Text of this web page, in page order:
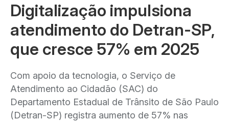
Digitalização impulsiona
atendimento do Detran-SP,
que cresce 57% em 2025
Com apoio da tecnologia, o Serviço de
Atendimento ao Cidadão (SAC) do
Departamento Estadual de Trânsito de São Paulo
(Detran-SP) registra aumento de 57% nas